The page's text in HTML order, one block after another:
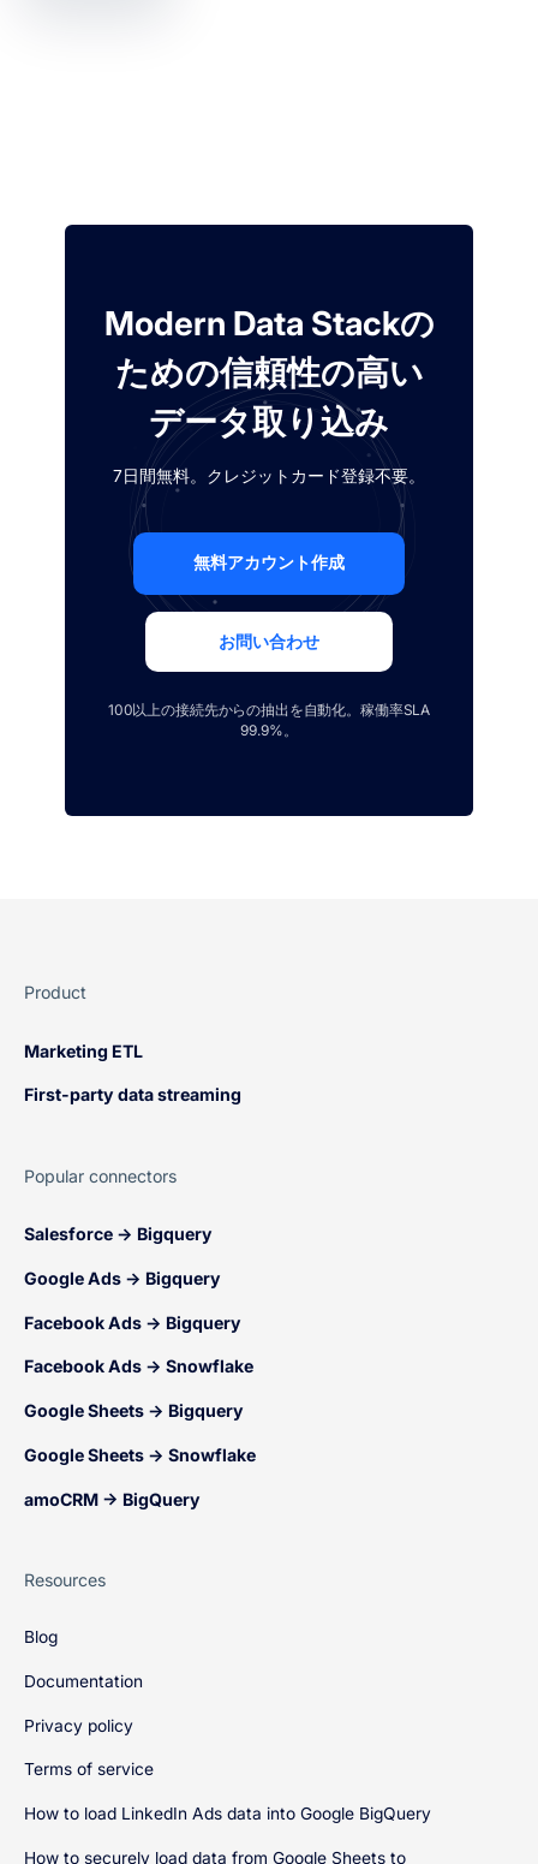
Modern Data Stackの
ための信頼性の高い
データ取り込み
7日間無料。クレジットカード登録不要。
無料アカウント作成
お問い合わせ
100以上の接続先からの抽出を自動化。稼働率SLA
99.9%。
Product
Marketing ETL
First-party data streaming
Popular connectors
Salesforce → Bigquery
Google Ads → Bigquery
Facebook Ads → Bigquery
Facebook Ads → Snowflake
Google Sheets → Bigquery
Google Sheets → Snowflake
amoCRM → BigQuery
Resources
Blog
Documentation
Privacy policy
Terms of service
How to load LinkedIn Ads data into Google BigQuery
How to securely load data from Google Sheets to